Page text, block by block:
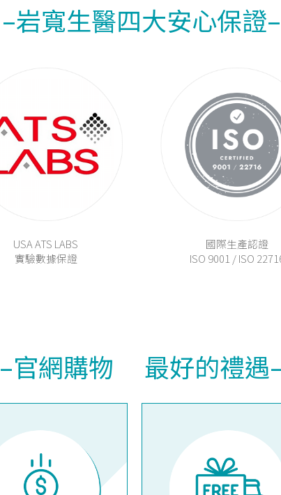
–岩寬生醫四大安心保證–
USA ATS LABS
實驗數據保證
國際生產認證
ISO 9001 / ISO
–官網購物 最好的禮遇